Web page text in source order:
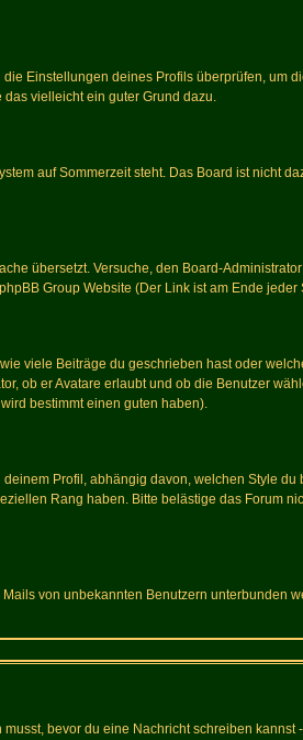
Einstellungen deines Profils überprüfen, um
vielleicht ein guter Grund dazu.
auf Sommerzeit steht. Das Board ist nicht
übersetzt. Versuche, den Board-
Group Website (Der Link ist am Ende jeder
viele Beiträge du geschrieben hast oder
ob er Avatare erlaubt und ob die Benutzer
bestimmt einen guten haben).
Profil, abhängig davon, welchen Style
Rang haben. Bitte belästige das Forum
von unbekannten Benutzern unterbunden
bevor du eine Nachricht schreiben